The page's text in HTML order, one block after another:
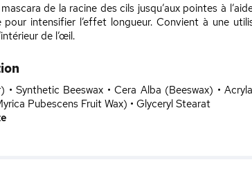
de la racine des cils jusqu’aux pointes à
pour intensifier l’effet longueur. Convient à une
de l’œil.
• Synthetic Beeswax • Cera Alba (Beeswax) •
Pubescens Fruit Wax) • Glyceryl Stearat